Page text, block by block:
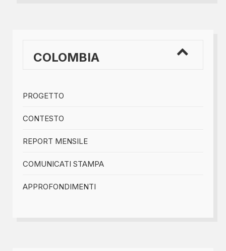
COLOMBIA
PROGETTO
CONTESTO
REPORT MENSILE
COMUNICATI STAMPA
APPROFONDIMENTI